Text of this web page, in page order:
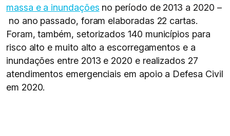
massa e a inundações no período de 2013 a 2020 –
no ano passado, foram elaboradas 22 cartas.
Foram, também, setorizados 140 municípios para
risco alto e muito alto a escorregamentos e a
inundações entre 2013 e 2020 e realizados 27
atendimentos emergenciais em apoio a Defesa Civil
em 2020.